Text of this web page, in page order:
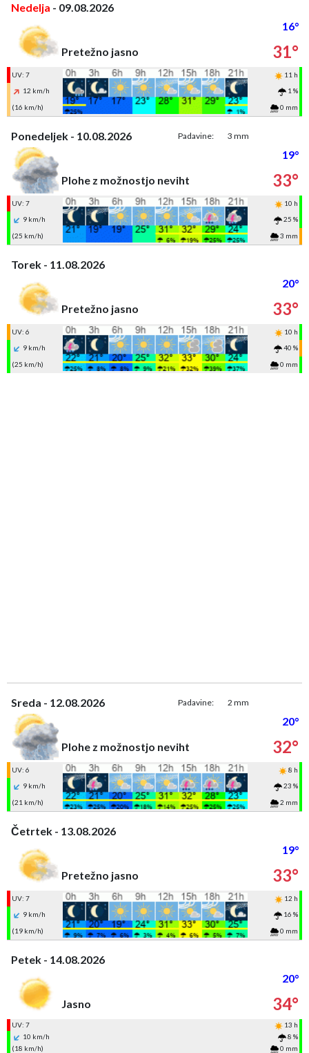
Nedelja - 09.08.2026
16°
Pretežno jasno
31°
UV: 7
11 h
12 km/h
1 %
(16 km/h)
0 mm
Ponedeljek - 10.08.2026 Padavine: 3 mm
19°
Plohe z možnostjo neviht
33°
UV: 7
10 h
9 km/h
25 %
(25 km/h)
3 mm
Torek - 11.08.2026
20°
Pretežno jasno
33°
UV: 6
10 h
9 km/h
40 %
(25 km/h)
0 mm
Sreda - 12.08.2026 Padavine: 2 mm
20°
Plohe z možnostjo neviht
32°
UV: 6
8 h
9 km/h
23 %
(21 km/h)
2 mm
Četrtek - 13.08.2026
19°
Pretežno jasno
33°
UV: 7
12 h
9 km/h
16 %
(19 km/h)
0 mm
Petek - 14.08.2026
20°
Jasno
34°
UV: 7
13 h
10 km/h
8 %
(18 km/h)
0 mm